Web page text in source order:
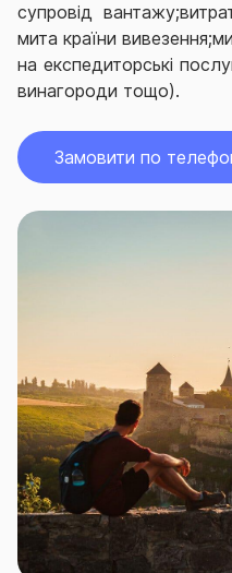
супровід
мита країни
на експедиторські
винагороди тощо).
Замовити по